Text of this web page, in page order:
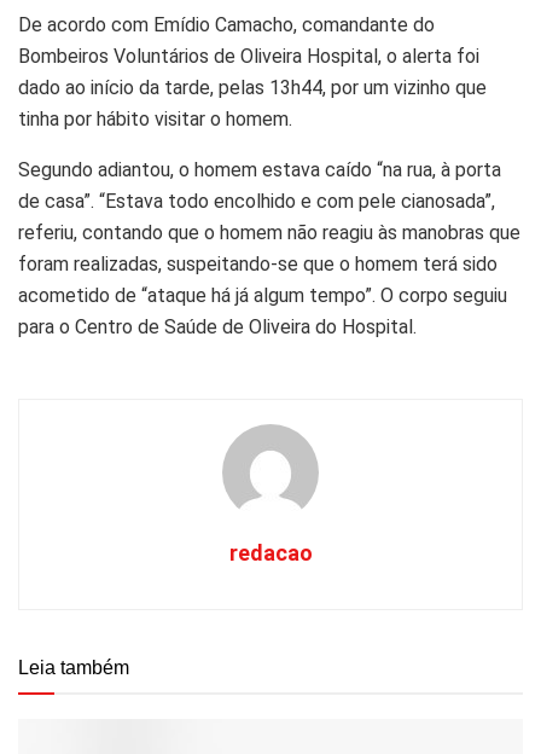
De acordo com Emídio Camacho, comandante do
Bombeiros Voluntários de Oliveira Hospital, o alerta foi
dado ao início da tarde, pelas 13h44, por um vizinho que
tinha por hábito visitar o homem.
Segundo adiantou, o homem estava caído “na rua, à porta
de casa”. “Estava todo encolhido e com pele cianosada”,
referiu, contando que o homem não reagiu às manobras que
foram realizadas, suspeitando-se que o homem terá sido
acometido de “ataque há já algum tempo”. O corpo seguiu
para o Centro de Saúde de Oliveira do Hospital.
redacao
Leia também